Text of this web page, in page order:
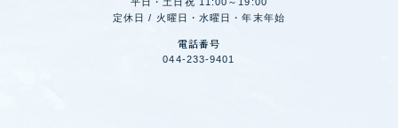
平日・土日祝 11:00～19:00
定休日 / 火曜日・水曜日・年末年始
電話番号
044-233-9401